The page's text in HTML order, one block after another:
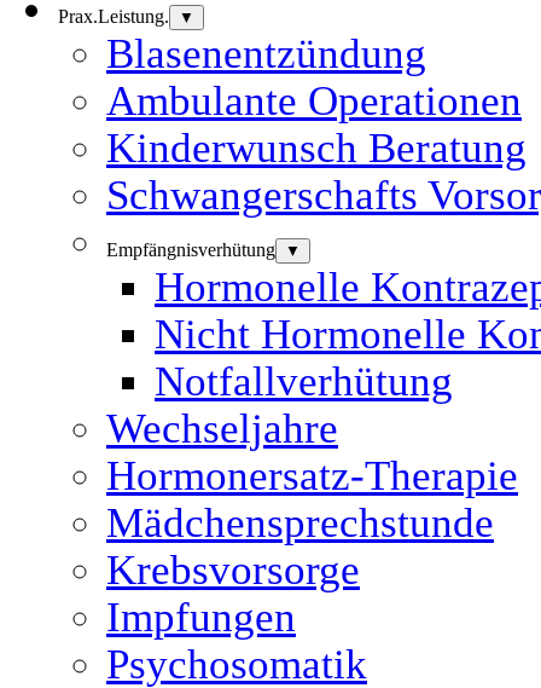
Prax.Leistung. ▼
Blasenentzündung
Ambulante Operationen
Kinderwunsch Beratung
Schwangerschafts
Empfängnisverhütung ▼
Hormonelle
Nicht Hormonelle
Notfallverhütung
Wechseljahre
Hormonersatz-Therapie
Mädchensprechstunde
Krebsvorsorge
Impfungen
Psychosomatik